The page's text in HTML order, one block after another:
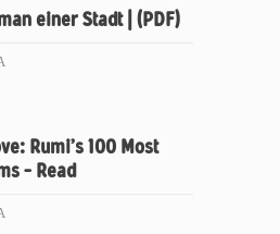
einer Stadt | (PDF)
Rumi’s 100 Most
– Read